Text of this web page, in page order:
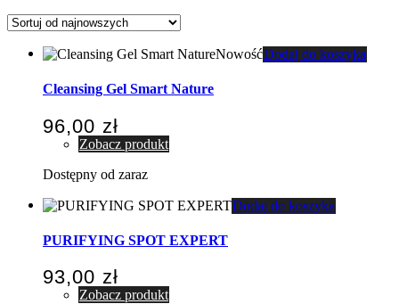
NowośćDodaj do koszyka
Cleansing Gel Smart Nature
96,00 zł
Zobacz produkt
Dostępny od zaraz
Dodaj do koszyka
PURIFYING SPOT EXPERT
93,00 zł
Zobacz produkt